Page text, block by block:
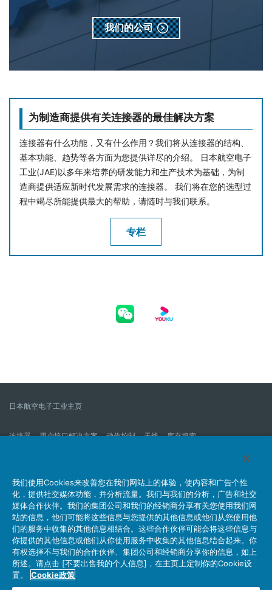
我们的公司
为制造商提供有关连接器的最佳解决方案
连接器有什么功能，又有什么作用？我们将从连接器的结构、
基本功能、趋势等各方面为您提供详尽的介绍。 日本航空电子
工业(JAE)以多年来培养的研发能力和生产技术为基础，为制
造商提供适应新时代发展需求的连接器。 我们将在您的选型过
程中竭尽所能提供最大的帮助，请随时与我们联系。
专栏
日本航空电子工业主页
连接器 用户接口解决方案 动作控制 天线 库存搜索
我们的公司 企业社会责任 IR消息 公司新到信息列表
产品信息新的列表
网站地图
联系我们
个人信息保护方针 JAE Cookie政策
关于利用本网站
社交媒体官方账号运营方针
我们使用Cookies来改善您在我们网站上的体验，使内容和广告个性
化，提供社交媒体功能，并分析流量。我们与我们的分析，广告和社交
媒体合作伙伴。我们的集团公司和我们的经销商分享有关您使用我们网
站的信息，他们可能将这些信息与您提供的其他信息或他们从您使用他
们的服务中收集的其他信息相结合。这些合作伙伴可能会将这些信息与
你提供的其他信息或他们从你使用服务中收集的其他信息结合起来。你
有权选择不与我们的合作伙伴、集团公司和经销商分享你的信息，如上
所述。请点击 [不要出售我的个人信息]，在主页上定制你的Cookie设
置。
Cookie政策